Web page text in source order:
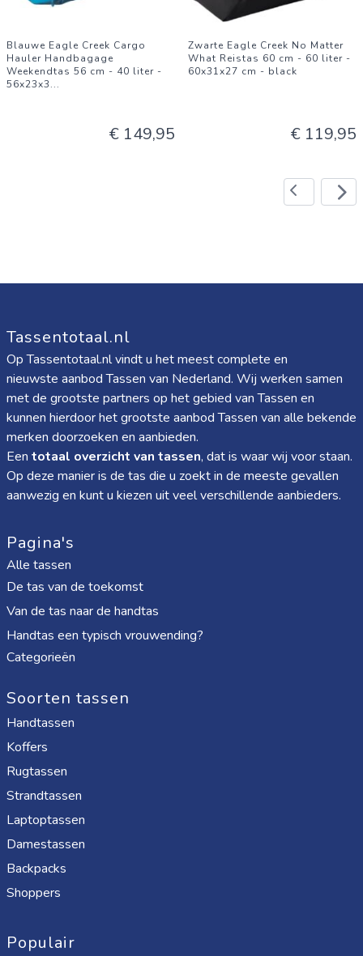
Blauwe Eagle Creek Cargo
Hauler Handbagage
Weekendtas 56 cm - 40 liter -
56x23x3...
€ 149,95
Zwarte Eagle Creek No Matter
What Reistas 60 cm - 60 liter -
60x31x27 cm - black
€ 119,95
Tassentotaal.nl
Op Tassentotaal.nl vindt u het meest complete en
nieuwste aanbod Tassen van Nederland. Wij werken samen
met de grootste partners op het gebied van Tassen en
kunnen hierdoor het grootste aanbod Tassen van alle bekende
merken doorzoeken en aanbieden.
Een totaal overzicht van tassen, dat is waar wij voor staan.
Op deze manier is de tas die u zoekt in de meeste gevallen
aanwezig en kunt u kiezen uit veel verschillende aanbieders.
Pagina's
Alle tassen
De tas van de toekomst
Van de tas naar de handtas
Handtas een typisch vrouwending?
Categorieën
Soorten tassen
Handtassen
Koffers
Rugtassen
Strandtassen
Laptoptassen
Damestassen
Backpacks
Shoppers
Populair